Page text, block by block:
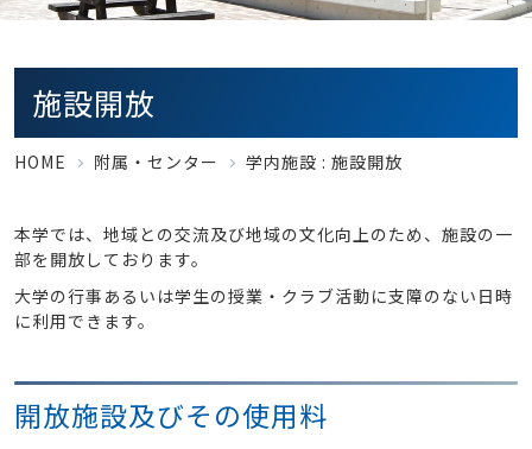
施設開放
HOME 附属・センター 学内施設 : 施設開放
本学では、地域との交流及び地域の文化向上のため、施設の一
部を開放しております。
大学の行事あるいは学生の授業・クラブ活動に支障のない日時
に利用できます。
開放施設及びその使用料